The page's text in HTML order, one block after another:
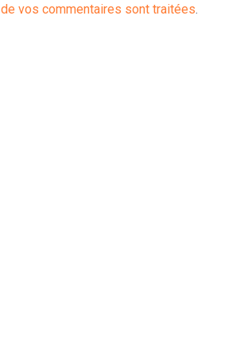
de vos commentaires sont traitées.